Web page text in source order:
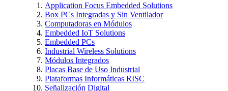
Application Focus Embedded Solutions
Box PCs Integradas y Sin Ventilador
Computadoras en Módulos
Embedded IoT Solutions
Embedded PCs
Industrial Wireless Solutions
Módulos Integrados
Placas Base de Uso Industrial
Plataformas Informáticas RISC
Señalización Digital